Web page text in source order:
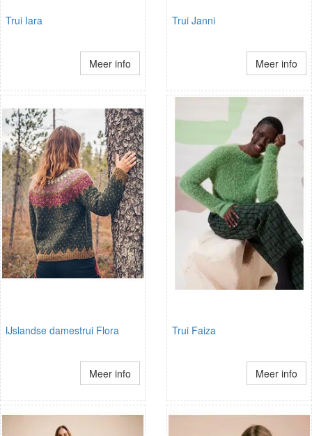
Trui Iara
Meer info
Trui Janni
Meer info
IJslandse damestrui Flora
Meer info
Trui Faiza
Meer info